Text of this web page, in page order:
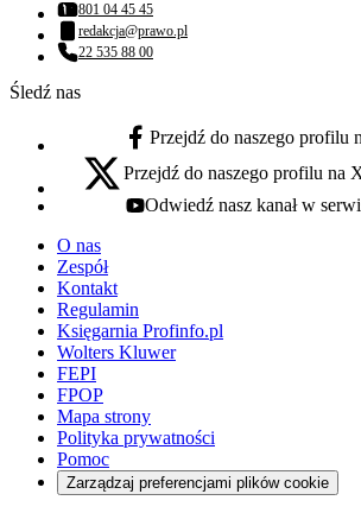
Numer telefonu:
801 04 45 45
Adres email:
redakcja@prawo.pl
Numer telefonu:
22 535 88 00
Śledź nas
facebook - otwiera się w nowej karcie
Przejdź do naszego profilu
x - otwiera się w nowej karcie
Przejdź do naszego profilu na
youtube - otwiera się w nowej karcie
Odwiedź nasz kanał w
O nas
Zespół
Kontakt
Regulamin
Księgarnia Profinfo.pl
Wolters Kluwer
FEPI
FPOP
Mapa strony
Polityka prywatności
Pomoc
Zarządzaj preferencjami plików cookie